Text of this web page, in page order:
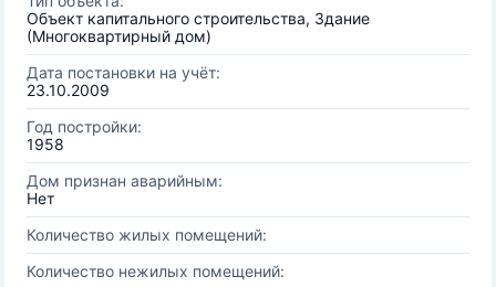
Объект капитального строительства, Здание
(Многоквартирный дом)
Дата постановки на учёт:
23.10.2009
Год постройки:
1958
Дом признан аварийным:
Нет
Количество жилых помещений:
Количество нежилых помещений: